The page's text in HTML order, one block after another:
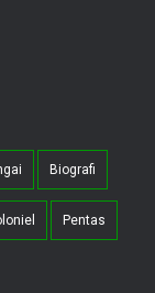
Biografi
Pentas